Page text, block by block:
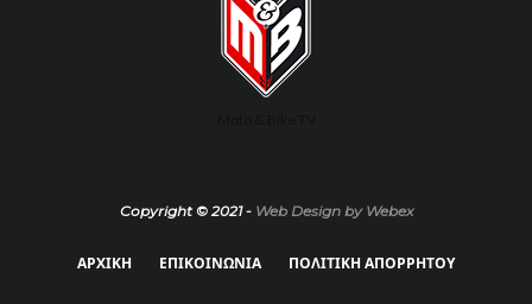
Copyright © 2021 - Web Design by Webex
ΑΡΧΙΚΗ ΕΠΙΚΟΙΝΩΝΙΑ ΠΟΛΙΤΙΚΗ ΑΠΟΡΡΗΤΟΥ